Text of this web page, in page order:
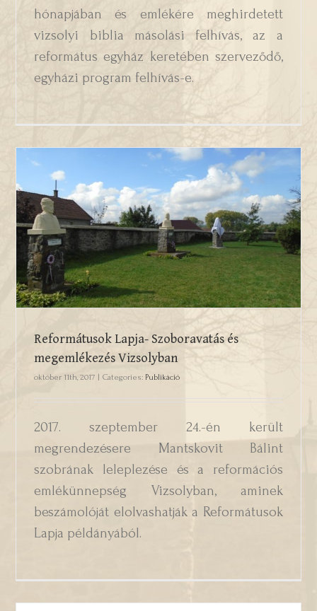
hónapjában és emlékére meghirdetett
vizsolyi biblia másolási felhívás, az a
református egyház keretében szerveződő,
egyházi program felhívás-e.
Reformátusok Lapja- Szoboravatás és
megemlékezés Vizsolyban
Reformátusok Lapja- Szoboravatás és
megemlékezés Vizsolyban
október 11th, 2017 Categories: Publikáció
2017. szeptember 24.-én került
megrendezésere Mantskovit Bálint
szobrának leleplezése és a reformációs
emlékünnepség Vizsolyban, aminek
beszámolóját elolvashatják a Reformátusok
Lapja példányából.